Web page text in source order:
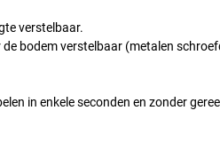
verstelbaar.
bodem verstelbaar (metalen
in enkele seconden en zonder